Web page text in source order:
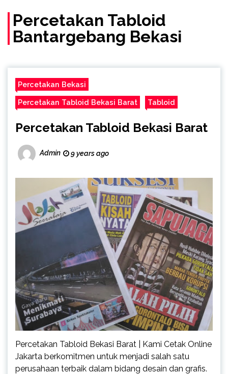
Percetakan Tabloid
Bantargebang Bekasi
Percetakan Bekasi
Percetakan Tabloid Bekasi Barat Tabloid
Percetakan Tabloid Bekasi Barat
Admin 9 years ago
Percetakan Tabloid Bekasi Barat | Kami Cetak Online
Jakarta berkomitmen untuk menjadi salah satu
perusahaan terbaik dalam bidang desain dan grafis.